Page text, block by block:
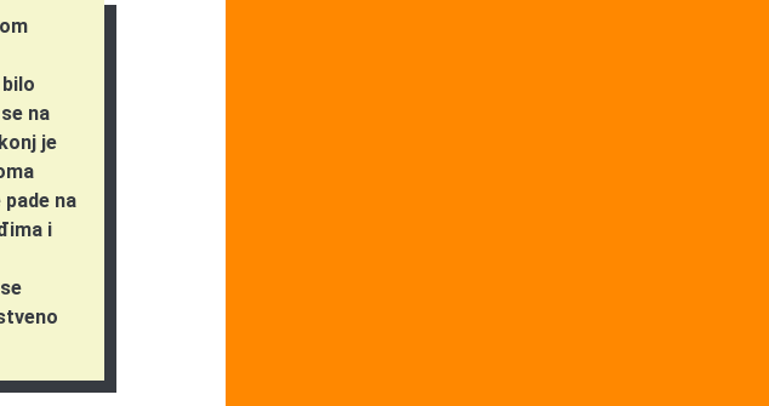
na
je
na
i